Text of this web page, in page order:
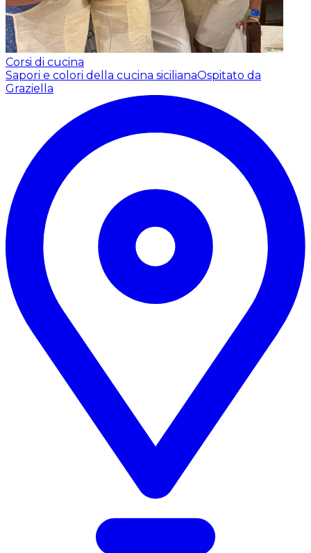
Corsi di cucina
Sapori e colori della cucina sicilianaOspitato da
Graziella